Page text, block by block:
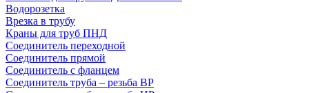
Водорозетка
Врезка в трубу
Краны для труб ПНД
Соединитель переходной
Соединитель прямой
Соединитель с фланцем
Соединитель труба – резьба ВР